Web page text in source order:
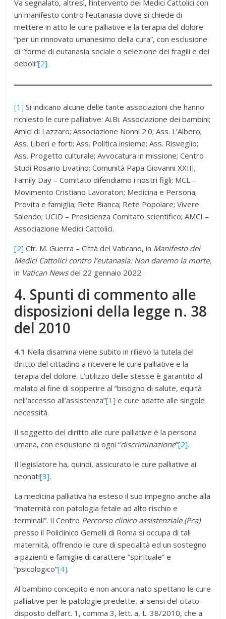
Va segnalato, altresì, l’intervento dei Medici Cattolici con
un manifesto contro l’eutanasia dove si chiede di
mettere in atto le cure palliative e la terapia del dolore
“per un rinnovato umanesimo della cura”, con esclusione
di “forme di eutanasia sociale o selezione dei fragili e dei
deboli”[2].
[1] Si indicano alcune delle tante associazioni che hanno
richiesto le cure palliative: Ai.Bi. Associazione dei bambini;
Amici di Lazzaro; Associazione Nonni 2.0; Ass. L’Albero;
Ass. Liberi e forti; Ass. Politica insieme; Ass. Risveglio;
Ass. Progetto culturale; Avvocatura in missione; Centro
Studi Rosario Livatino; Comunità Papa Giovanni XXIII;
Family Day – Comitato difendiamo i nostri figli; MCL –
Movimento Cristiano Lavoratori; Medicina e Persona;
Provita e famiglia; Rete Bianca; Rete Popolare; Vivere
Salendo; UCID – Presidenza Comitato scientifico; AMCI –
Associazione Medici Cattolici.
[2] Cfr. M. Guerra – Città del Vaticano, in Manifesto dei
Medici Cattolici contro l’eutanasia: Non daremo la morte,
in Vatican Newsdel 22 gennaio 2022.
4. Spunti di commento alle
disposizioni della legge n. 38
del 2010
4.1 Nella disamina viene subito in rilievo la tutela del
diritto del cittadino a ricevere le cure palliative e la
terapia del dolore. L’utilizzo delle stesse è garantito al
malato al fine di sopperire al “bisogno di salute, equità
nell’accesso all’assistenza”[1] e cure adatte alle singole
necessità.
Il soggetto del diritto alle cure palliative è la persona
umana, con esclusione di ogni “discriminazione”[2].
Il legislatore ha, quindi, assicurato le cure palliative ai
neonati[3].
La medicina palliativa ha esteso il suo impegno anche alla
“maternità con patologia fetale ad alto rischio e
terminali”. Il Centro Percorso clinico assistenziale (Pca)
presso il Policlinico Gemelli di Roma si occupa di tali
maternità, offrendo le cure di specialità ed un sostegno
a pazienti e famiglie di carattere “spirituale” e
“psicologico”[4].
Al bambino concepito e non ancora nato spettano le cure
palliative per le patologie predette, ai sensi del citato
disposto dell’art. 1, comma 3, lett. a, L. 38/2010, che a